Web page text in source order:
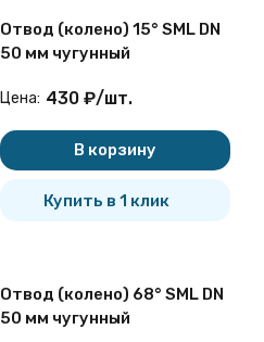
Отвод (колено) 15° SML DN
50 мм чугунный
Цена: 430 ₽/шт.
В корзину
Купить в 1 клик
Отвод (колено) 68° SML DN
50 мм чугунный